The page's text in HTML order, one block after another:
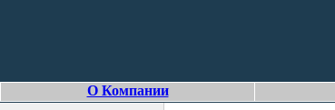
О Компании